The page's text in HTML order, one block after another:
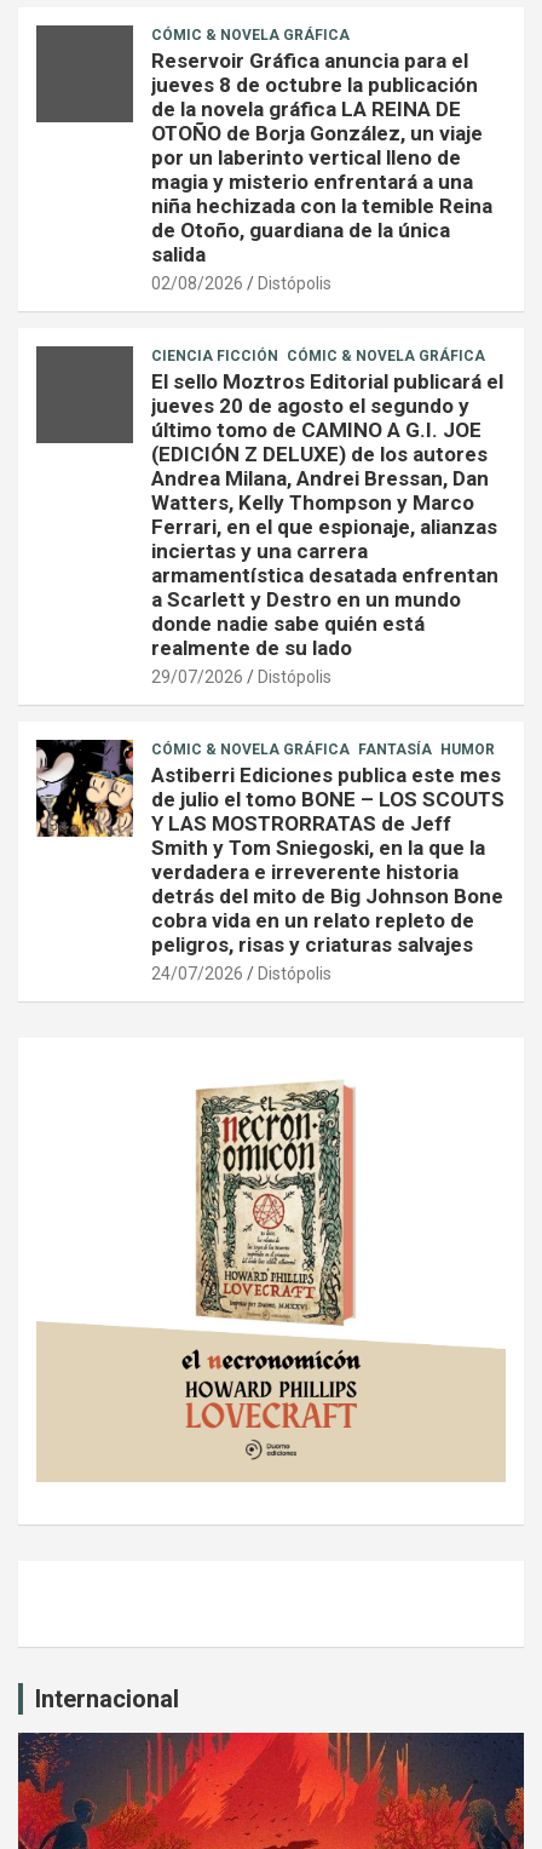
CÓMIC & NOVELA GRÁFICA
Reservoir Gráfica anuncia para el
jueves 8 de octubre la publicación
de la novela gráfica LA REINA DE
OTOÑO de Borja González, un viaje
por un laberinto vertical lleno de
magia y misterio enfrentará a una
niña hechizada con la temible Reina
de Otoño, guardiana de la única
salida
02/08/2026 Distópolis
CIENCIA FICCIÓN CÓMIC & NOVELA GRÁFICA
El sello Moztros Editorial publicará el
jueves 20 de agosto el segundo y
último tomo de CAMINO A G.I. JOE
(EDICIÓN Z DELUXE) de los autores
Andrea Milana, Andrei Bressan, Dan
Watters, Kelly Thompson y Marco
Ferrari, en el que espionaje, alianzas
inciertas y una carrera
armamentística desatada enfrentan
a Scarlett y Destro en un mundo
donde nadie sabe quién está
realmente de su lado
29/07/2026 Distópolis
CÓMIC & NOVELA GRÁFICA FANTASÍA HUMOR
Astiberri Ediciones publica este mes
de julio el tomo BONE – LOS SCOUTS
Y LAS MOSTRORRATAS de Jeff
Smith y Tom Sniegoski, en la que la
verdadera e irreverente historia
detrás del mito de Big Johnson Bone
cobra vida en un relato repleto de
peligros, risas y criaturas salvajes
24/07/2026 Distópolis
Internacional